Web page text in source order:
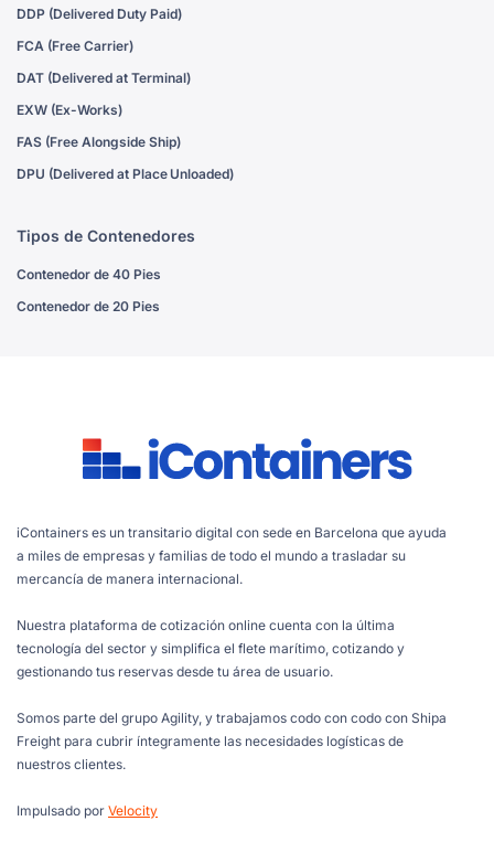
DDP (Delivered Duty Paid)
FCA (Free Carrier)
DAT (Delivered at Terminal)
EXW (Ex-Works)
FAS (Free Alongside Ship)
DPU (Delivered at Place Unloaded)
Tipos de Contenedores
Contenedor de 40 Pies
Contenedor de 20 Pies
iContainers es un transitario digital con sede en Barcelona que ayuda
a miles de empresas y familias de todo el mundo a trasladar su
mercancía de manera internacional.
Nuestra plataforma de cotización online cuenta con la última
tecnología del sector y simplifica el flete marítimo, cotizando y
gestionando tus reservas desde tu área de usuario.
Somos parte del grupo Agility, y trabajamos codo con codo con Shipa
Freight para cubrir íntegramente las necesidades logísticas de
nuestros clientes.
Impulsado por Velocity